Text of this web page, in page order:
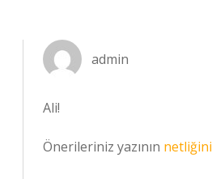
admin
Ali!
Önerileriniz yazının netliğini